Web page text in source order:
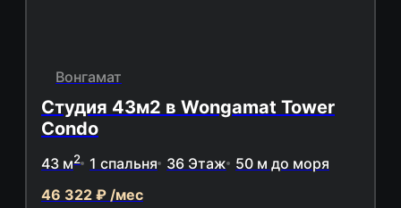
Вонгамат
Студия 43м2 в Wongamat Tower
Condo
43 м2 1 спальня 36 Этаж 50 м до моря
46 322 ₽ /мес